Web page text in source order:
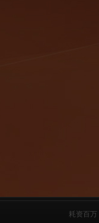
耗资百万